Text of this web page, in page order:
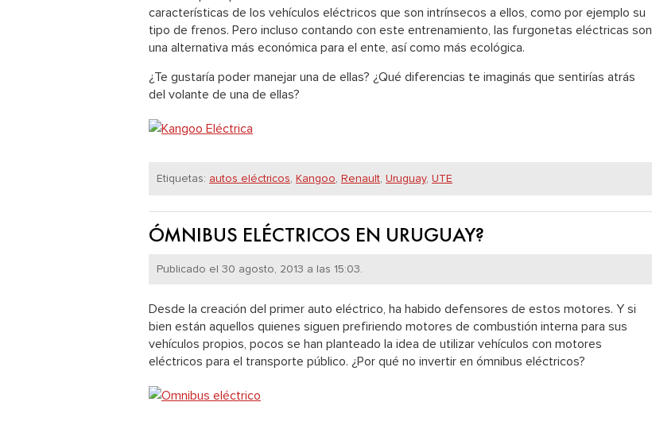
características de los vehículos eléctricos que son intrínsecos a ellos, como por ejemplo su
tipo de frenos. Pero incluso contando con este entrenamiento, las furgonetas eléctricas son
una alternativa más económica para el ente, así como más ecológica.
¿Te gustaría poder manejar una de ellas? ¿Qué diferencias te imaginás que sentirías atrás
del volante de una de ellas?
Etiquetas: autos eléctricos, Kangoo, Renault, Uruguay, UTE
ÓMNIBUS ELÉCTRICOS EN URUGUAY?
Publicado el 30 agosto, 2013 a las 15:03.
Desde la creación del primer auto eléctrico, ha habido defensores de estos motores. Y si
bien están aquellos quienes siguen prefiriendo motores de combustión interna para sus
vehículos propios, pocos se han planteado la idea de utilizar vehículos con motores
eléctricos para el transporte público. ¿Por qué no invertir en ómnibus eléctricos?